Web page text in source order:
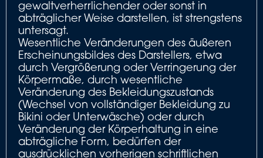
gewaltverherrlichender oder sonst in
abträglicher Weise darstellen, ist strengstens
untersagt.
Wesentliche Veränderungen des äußeren
Erscheinungsbildes des Darstellers, etwa
durch Vergrößerung oder Verringerung der
Körpermaße, durch wesentliche
Veränderung des Bekleidungszustands
(Wechsel von vollständiger Bekleidung zu
Bikini oder Unterwäsche) oder durch
Veränderung der Körperhaltung in eine
abträgliche Form, bedürfen der
ausdrücklichen vorherigen schriftlichen